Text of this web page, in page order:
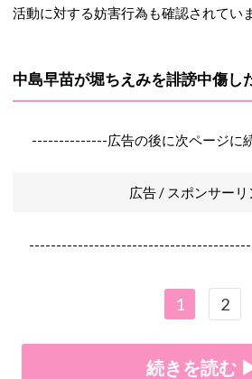
活動に対する妨害行為も確認されてい
中島早苗が堀ちえみを誹謗中傷し
--------------広告の後に次ページに
広告 / スポンサーリ
1 2
続きを読む